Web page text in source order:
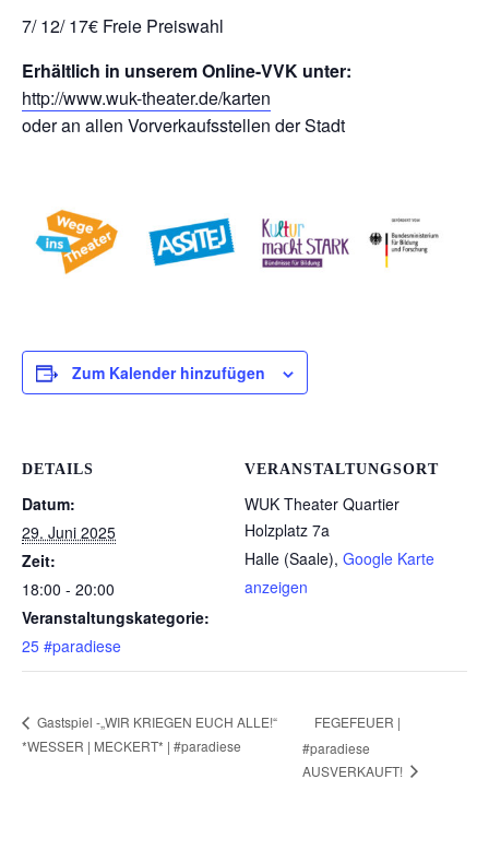
7/ 12/ 17€ Freie Preiswahl
Erhältlich in unserem Online-VVK unter:
http://www.wuk-theater.de/karten
oder an allen Vorverkaufsstellen der Stadt
Zum Kalender hinzufügen
DETAILS
Datum:
29. Juni 2025
Zeit:
18:00 - 20:00
Veranstaltungskategorie:
25 #paradiese
VERANSTALTUNGSORT
WUK Theater Quartier
Holzplatz 7a
Halle (Saale), Google Karte
anzeigen
Gastspiel -„WIR KRIEGEN EUCH ALLE!“
*WESSER | MECKERT* | #paradiese
FEGEFEUER |
#paradiese
AUSVERKAUFT!